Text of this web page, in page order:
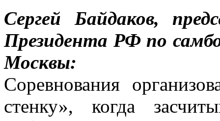
Сергей Байдаков,
Президента РФ по
Москвы:
Соревнования
стенку», когда